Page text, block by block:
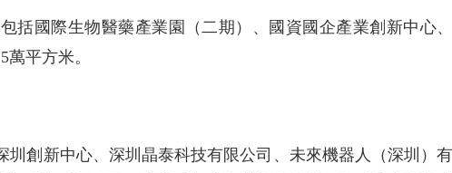
括國際生物醫藥產業園（二期）、國資國企產業創新中心、
平方米。
創新中心、深圳晶泰科技有限公司、未來機器人（深圳）有